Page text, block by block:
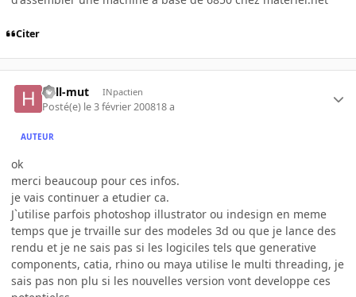
Citer
hell-mut INpactien
Posté(e) le 3 février 200818 a
AUTEUR
ok
merci beaucoup pour ces infos.
je vais continuer a etudier ca.
J`utilise parfois photoshop illustrator ou indesign en meme
temps que je trvaille sur des modeles 3d ou que je lance des
rendu et je ne sais pas si les logiciles tels que generative
components, catia, rhino ou maya utilise le multi threading, je
sais pas non plu si les nouvelles version vont developpe ces